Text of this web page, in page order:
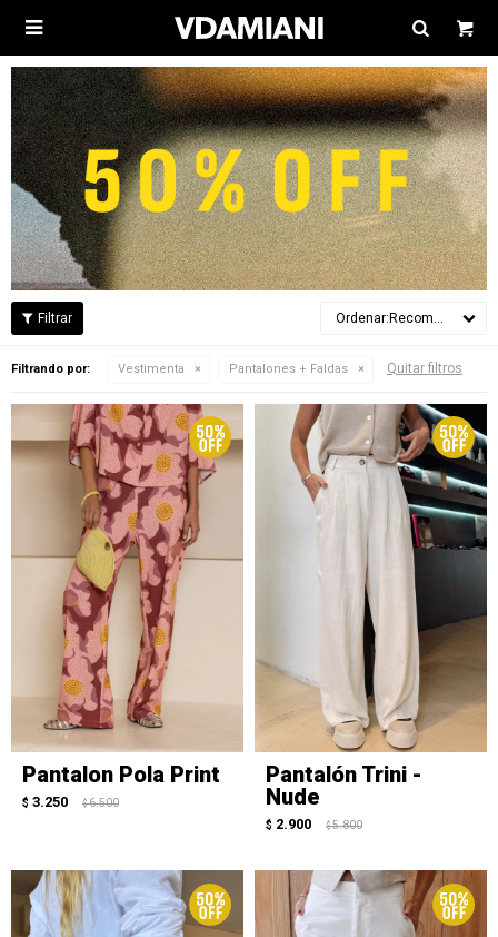

Recomendados
Filtrando por: Vestimenta Pantalones + Faldas Quitar filtros
Pantalon Pola Print
$ 3.250 $ 6.500
Pantalón Trini -
Nude
$ 2.900 $ 5.800